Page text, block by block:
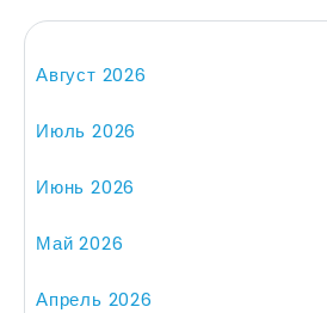
Август 2026
Июль 2026
Июнь 2026
Май 2026
Апрель 2026